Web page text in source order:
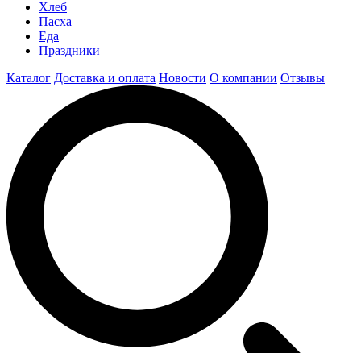
Хлеб
Пасха
Еда
Праздники
Каталог Доставка и оплата Новости О компании Отзывы